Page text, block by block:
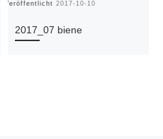
Veröffentlicht2017-10-10
2017_07 biene